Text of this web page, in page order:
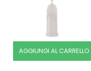
AGGIUNGI AL CARRELLO